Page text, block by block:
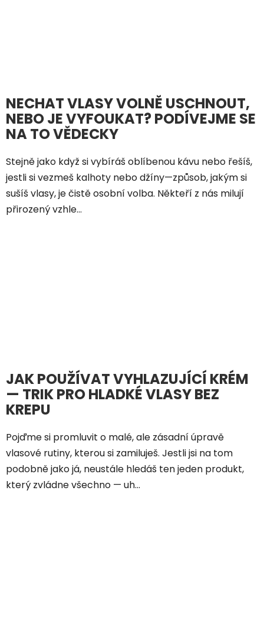
NECHAT VLASY VOLNĚ USCHNOUT,
NEBO JE VYFOUKAT? PODÍVEJME SE
NA TO VĚDECKY
Stejně jako když si vybíráš oblíbenou kávu nebo řešíš,
jestli si vezmeš kalhoty nebo džíny—způsob, jakým si
sušíš vlasy, je čistě osobní volba. Někteří z nás milují
přirozený vzhle...
JAK POUŽÍVAT VYHLAZUJÍCÍ KRÉM
— TRIK PRO HLADKÉ VLASY BEZ
KREPU
Pojďme si promluvit o malé, ale zásadní úpravě
vlasové rutiny, kterou si zamiluješ. Jestli jsi na tom
podobně jako já, neustále hledáš ten jeden produkt,
který zvládne všechno — uh...